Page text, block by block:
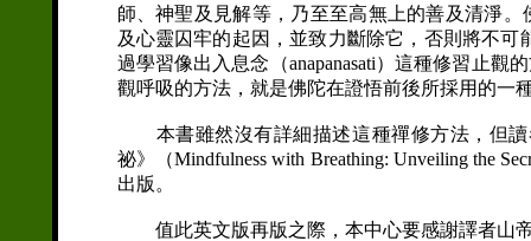
師、神聖及見解等，乃至至高無上的善及清淨。
及心靈囚牢的起因，並致力斷除它，否則將不
過學習像出入息念（anapanasati）這種修習止
觀呼吸的方法，就是佛陀在證悟前後所採用的一
本書雖然沒有詳細描述這種禪修方法，但讀
祕》（Mindfulness with Breathing: Unveiling the
出版。
值此英文版再版之際，本中心要感謝譯者山帝